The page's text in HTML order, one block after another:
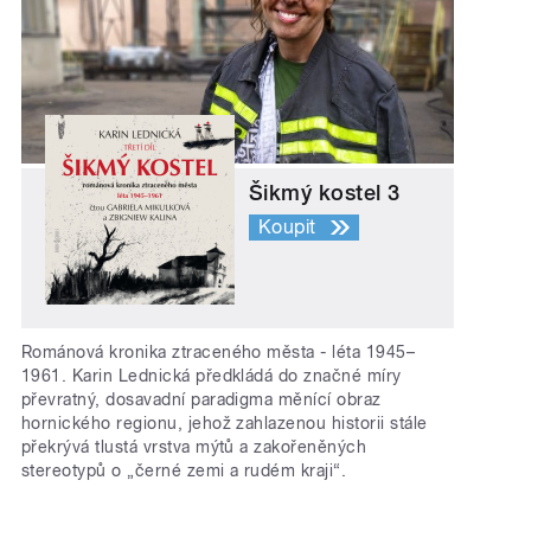
Šikmý kostel 3
Koupit
Románová kronika ztraceného města - léta 1945–
1961. Karin Lednická předkládá do značné míry
převratný, dosavadní paradigma měnící obraz
hornického regionu, jehož zahlazenou historii stále
překrývá tlustá vrstva mýtů a zakořeněných
stereotypů o „černé zemi a rudém kraji“.